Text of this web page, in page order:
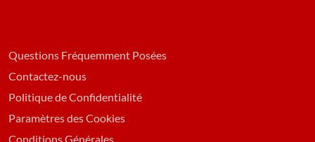
Questions Fréquemment Posées
Contactez-nous
Politique de Confidentialité
Paramètres des Cookies
Conditions Générales